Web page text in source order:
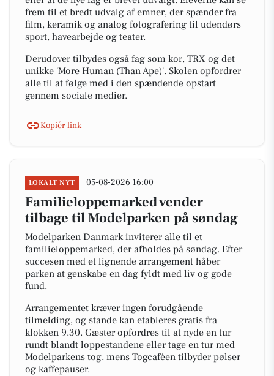
frem til et bredt udvalg af emner, der spænder fra
film, keramik og analog fotografering til udendørs
sport, havearbejde og teater.
Derudover tilbydes også fag som kor, TRX og det
unikke 'More Human (Than Ape)'. Skolen opfordrer
alle til at følge med i den spændende opstart
gennem sociale medier.
Kopiér link
LOKALT NYT 05-08-2026 16:00
Familieloppemarked vender
tilbage til Modelparken på søndag
Modelparken Danmark inviterer alle til et
familieloppemarked, der afholdes på søndag. Efter
succesen med et lignende arrangement håber
parken at genskabe en dag fyldt med liv og gode
fund.
Arrangementet kræver ingen forudgående
tilmelding, og stande kan etableres gratis fra
klokken 9.30. Gæster opfordres til at nyde en tur
rundt blandt loppestandene eller tage en tur med
Modelparkens tog, mens Togcaféen tilbyder pølser
og kaffepauser.